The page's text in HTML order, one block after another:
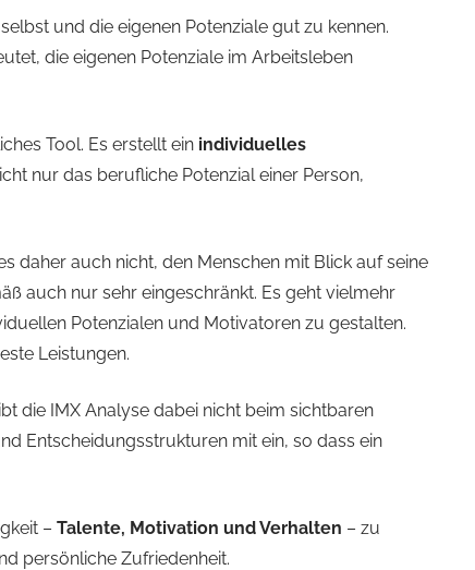
und die eigenen Potenziale gut zu kennen.
die eigenen Potenziale im Arbeitsleben
Tool. Es erstellt ein individuelles
nur das berufliche Potenzial einer Person,
daher auch nicht, den Menschen mit Blick auf seine
auch nur sehr eingeschränkt. Es geht vielmehr
Potenzialen und Motivatoren zu gestalten.
Leistungen.
die IMX Analyse dabei nicht beim sichtbaren
Entscheidungsstrukturen mit ein, so dass ein
–Talente, Motivation und Verhalten – zu
persönliche Zufriedenheit.